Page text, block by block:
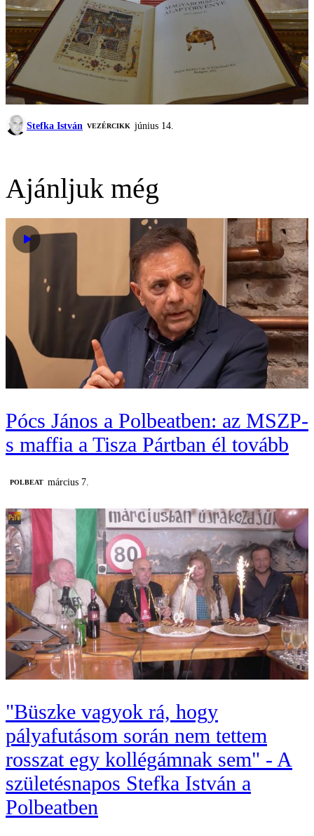
Stefka István VEZÉRCIKK június 14.
Ajánljuk még
Pócs János a Polbeatben: az MSZP-
s maffia a Tisza Pártban él tovább
‎POLBEAT március 7.
"Büszke vagyok rá, hogy
pályafutásom során nem tettem
rosszat egy kollégámnak sem" - A
születésnapos Stefka István a
Polbeatben